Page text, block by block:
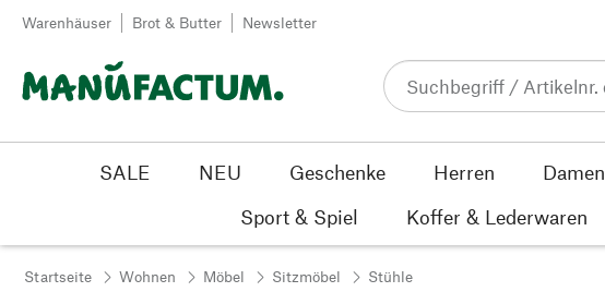
Zum Inhalt springen
Warenhäuser Brot & Butter Newsletter
SALE NEU Geschenke Herren Damen
Sport & Spiel
Koffer & Lederwaren
Startseite Wohnen Möbel Sitzmöbel Stühle